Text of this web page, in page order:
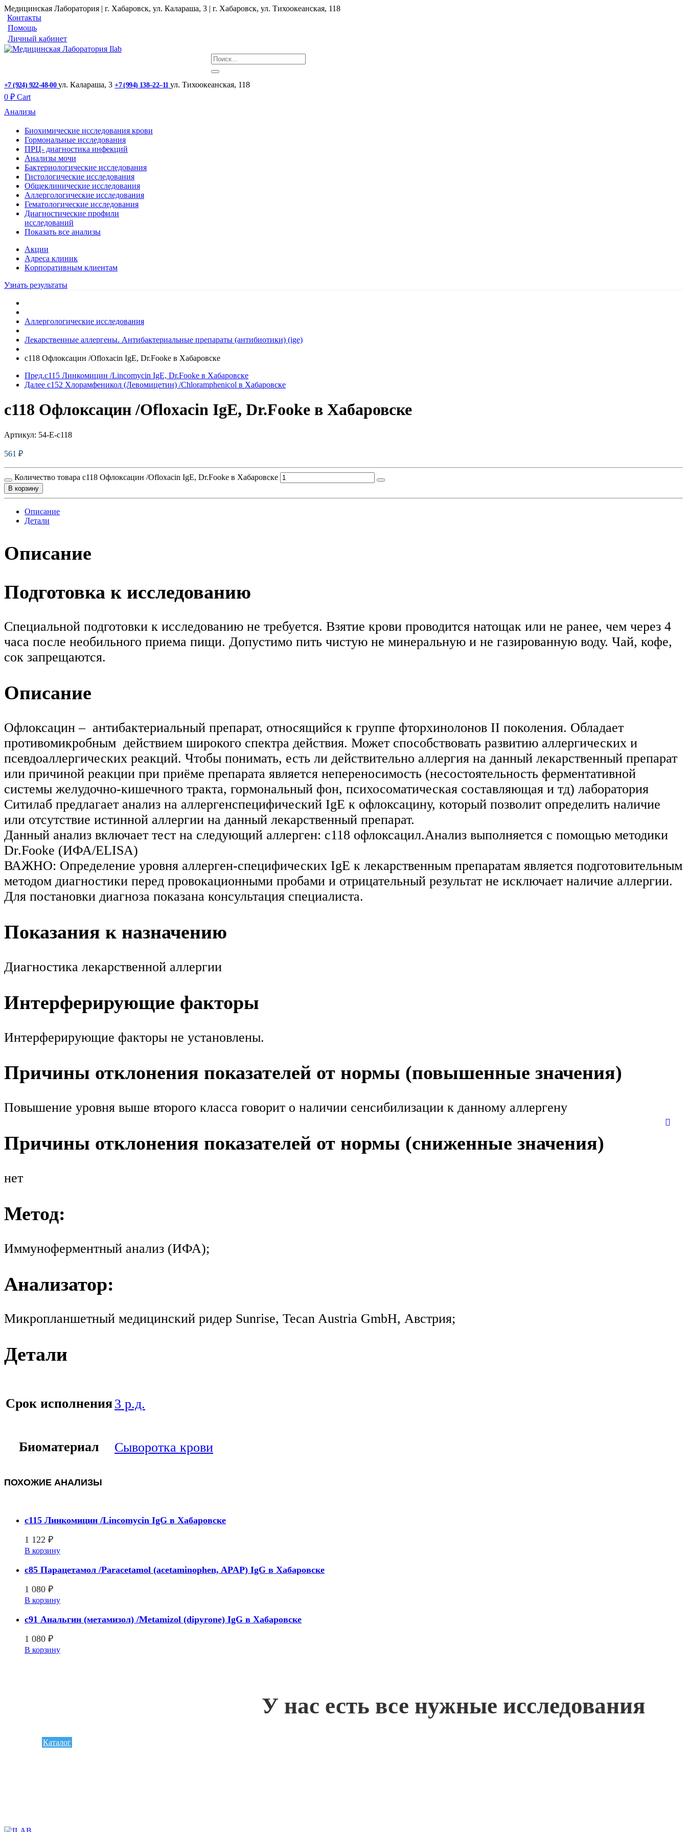
Медицинская Лаборатория | г. Хабаровск, ул. Калараша, 3 | г. Хабаровск, ул. ​Тихоокеанская, 118
Контакты
Помощь
Личный кабинет
+7 (924) 922-48-00 ул. ​Калараша, 3 +7 (994) 138‒22‒11 ул. ​Тихоокеанская, 118
0 ₽ Cart
Анализы
Биохимические исследования крови
Гормональные исследования
ПРЦ- диагностика инфекций
Анализы мочи
Бактериологические исследования
Гистологические исследования
Общеклинические исследования
Аллергологические исследования
Гематологические исследования
Диагностические профили
исследований
Показать все анализы
Акции
Адреса клиник
Кoрпоративным клиентам
Узнать результаты
Аллергологические исследования
Лекарственные аллергены. Антибактериальные препараты (антибиотики) (ige)
c118 Офлоксацин /Ofloxacin IgE, Dr.Fooke в Хабаровске
Пред.c115 Линкомицин /Lincomycin IgE, Dr.Fooke в Хабаровске
Далее c152 Хлорамфеникол (Левомицетин) /Chloramphenicol в Хабаровске
c118 Офлоксацин /Ofloxacin IgE, Dr.Fooke в Хабаровске
Артикул: 54-E-c118
561 ₽
Количество товара c118 Офлоксацин /Ofloxacin IgE, Dr.Fooke в Хабаровске
В корзину
Описание
Детали
Описание
Подготовка к исследованию
Специальной подготовки к исследованию не требуется. Взятие крови проводится натощак или не ранее, чем через 4
часа после необильного приема пищи. Допустимо пить чистую не минеральную и не газированную воду. Чай, кофе,
сок запрещаются.
Описание
Офлоксацин – антибактериальный препарат, относящийся к группе фторхинолонов II поколения. Обладает
противомикробным действием широкого спектра действия. Может способствовать развитию аллергических и
псевдоаллергических реакций. Чтобы понимать, есть ли действительно аллергия на данный лекарственный препарат
или причиной реакции при приёме препарата является непереносимость (несостоятельность ферментативной
системы желудочно-кишечного тракта, гормональный фон, психосоматическая составляющая и тд) лаборатория
Ситилаб предлагает анализ на аллергенспецифический IgE к офлоксацину, который позволит определить наличие
или отсутствие истинной аллергии на данный лекарственный препарат.
Данный анализ включает тест на следующий аллерген: с118 офлоксацил.Анализ выполняется с помощью методики
Dr.Fooke (ИФА/ELISA)
ВАЖНО: Определение уровня аллерген-специфических IgE к лекарственным препаратам является подготовительным
методом диагностики перед провокационными пробами и отрицательный результат не исключает наличие аллергии.
Для постановки диагноза показана консультация специалиста.
Показания к назначению
Диагностика лекарственной аллергии
Интерферирующие факторы
Интерферирующие факторы не установлены.
Причины отклонения показателей от нормы (повышенные значения)
Повышение уровня выше второго класса говорит о наличии сенсибилизации к данному аллергену
Причины отклонения показателей от нормы (сниженные значения)
нет
Метод:
Иммуноферментный анализ (ИФА);
Анализатор:
Микропланшетный медицинский ридер Sunrise, Tecan Austria GmbH, Австрия;
Детали
Срок исполнения3 р.д.
Биоматериал Сыворотка крови
ПОХОЖИЕ АНАЛИЗЫ
c115 Линкомицин /Lincomycin IgG в Хабаровске
1 122 ₽
В корзину
c85 Парацетамол /Paracetamol (acetaminophen, APAP) IgG в Хабаровске
1 080 ₽
В корзину
c91 Анальгин (метамизол) /Metamizol (dipyrone) IgG в Хабаровске
1 080 ₽
В корзину
У нас есть все нужные исследования
Каталог